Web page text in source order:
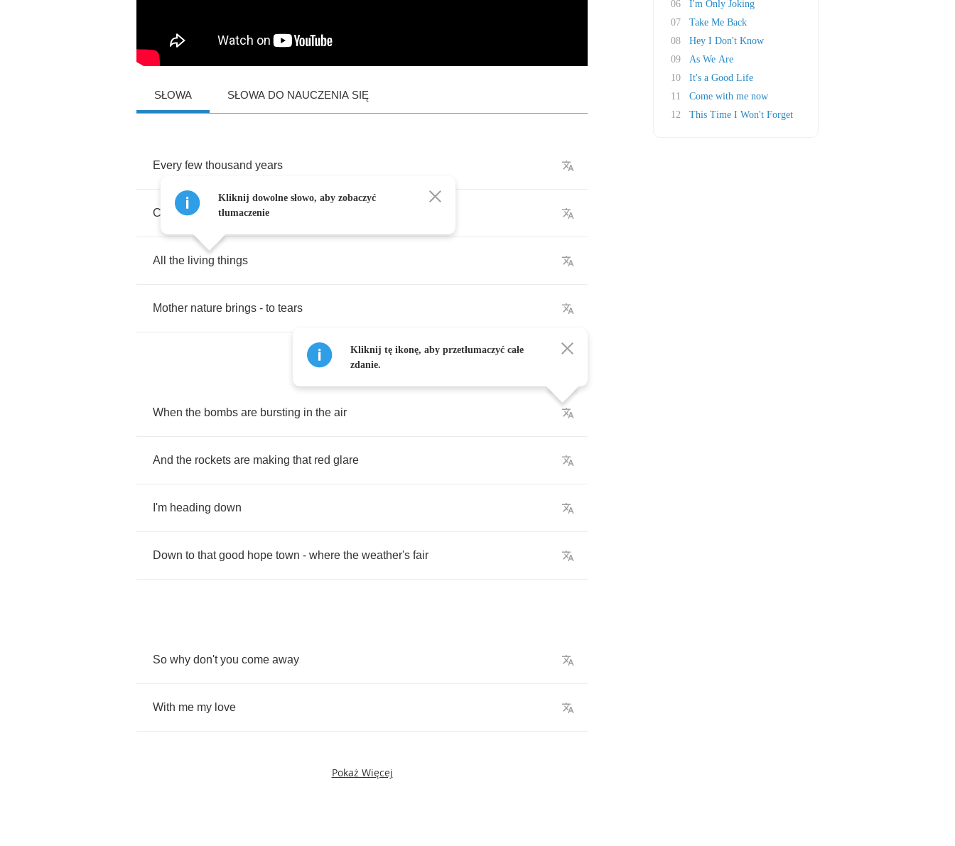
SŁOWA SŁOWA DO NAUCZENIA SIĘ
Every few thousand years
Come true man's greatest
All the living things
Mother nature brings - to tears
When the bombs are bursting in the air
And the rockets are making that red glare
I'm heading down
Down to that good hope town - where the weather's fair
So why don't you come away
With me my love
Pokaż Więcej
Kliknij dowolne słowo, aby zobaczyć
tłumaczenie
Kliknij tę ikonę, aby przetłumaczyć całe
zdanie.
06
I'm Only Joking
07
Take Me Back
08
Hey I Don't Know
09
As We Are
10
It's a Good Life
11
Come with me now
12
This Time I Won't Forget